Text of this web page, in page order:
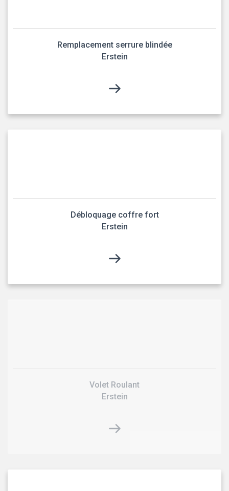
Remplacement serrure blindée
Erstein
Débloquage coffre fort
Erstein
Volet Roulant
Erstein